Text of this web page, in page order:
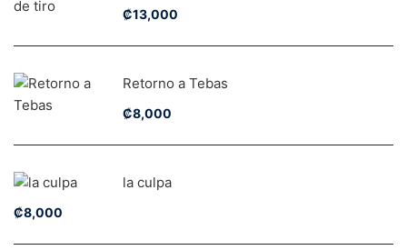
₡13,000
Retorno a Tebas
₡8,000
la culpa
₡8,000